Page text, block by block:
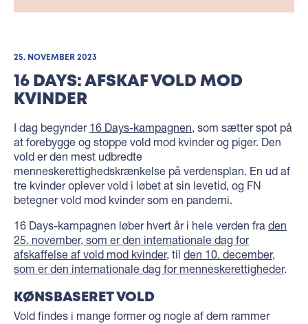
25. NOVEMBER 2023
16 DAYS: AFSKAF VOLD MOD
KVINDER
I dag begynder 16 Days-kampagnen , som sætter spot på
at forebygge og stoppe vold mod kvinder og piger. Den
vold er den mest udbredte
menneskerettighedskrænkelse på verdensplan. En ud af
tre kvinder oplever vold i løbet at sin levetid, og FN
betegner vold mod kvinder som en pandemi.⁠
16 Days-kampagnen løber hvert år i hele verden fra den
25. november, som er den internationale dag for
afskaffelse af vold mod kvinder, til den 10. december,
som er den internationale dag for menneskerettigheder.
KØNSBASERET VOLD
Vold findes i mange former og nogle af dem rammer